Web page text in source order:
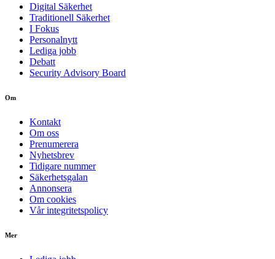
Digital Säkerhet
Traditionell Säkerhet
I Fokus
Personalnytt
Lediga jobb
Debatt
Security Advisory Board
Om
Kontakt
Om oss
Prenumerera
Nyhetsbrev
Tidigare nummer
Säkerhetsgalan
Annonsera
Om cookies
Vår integritetspolicy
Mer